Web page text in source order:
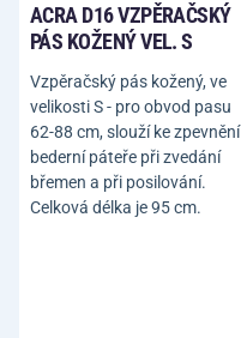
ACRA D16 VZPĚRAČSKÝ
PÁS KOŽENÝ VEL. S
Vzpěračský pás kožený, ve
velikosti S - pro obvod pasu
62-88 cm, slouží ke zpevnění
bederní páteře při zvedání
břemen a při posilování.
Celková délka je 95 cm.